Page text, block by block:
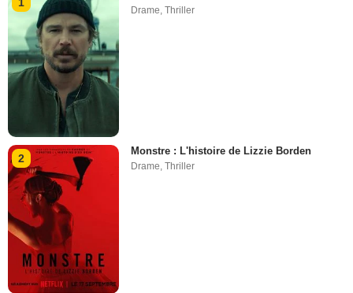
Drame,Thriller
2
Monstre : L'histoire de Lizzie Borden
Drame,Thriller